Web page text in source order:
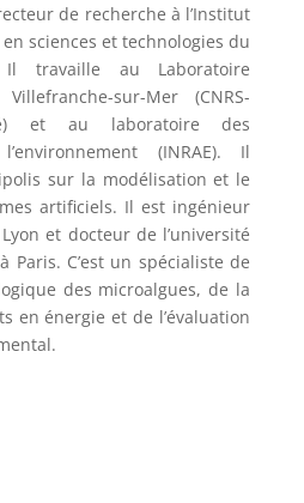
de recherche à l’Institut
sciences et technologies du
Il travaille au Laboratoire
sur-Mer (CNRS-
et au laboratoire des
(INRAE). Il
sur la modélisation et le
artificiels. Il est ingénieur
et docteur de l’université
Paris. C’est un spécialiste de
des microalgues, de la
en énergie et de l’évaluation